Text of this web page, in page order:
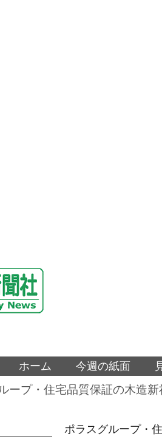
ホーム 今週の紙面
ープ・住宅品質保証の木造
ポラスグループ・